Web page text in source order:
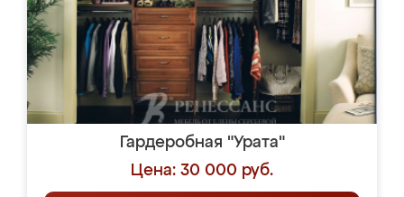
Гардеробная "Урата"
Цена: 30 000 руб.